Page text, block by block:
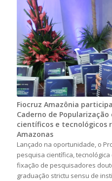
Fiocruz Amazônia
Caderno de
científicos e tecnológicos
Amazonas
Lançado na oportunidade, o
pesquisa científica,
fixação de pesquisadores
graduação strictu sensu de